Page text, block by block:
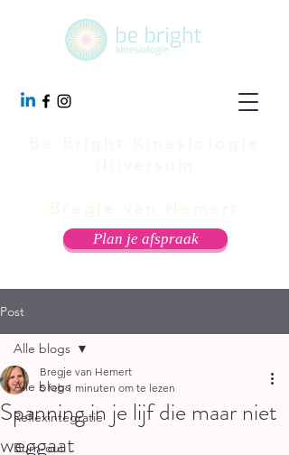
Plan je afspraak
Post
Alle blogs
Reflexintegratie
Burn-out
Alle blogs
Spanning in je lijf die maar niet
weggaat
Bregje van Hemert
5 feb 1 minuten om te lezen